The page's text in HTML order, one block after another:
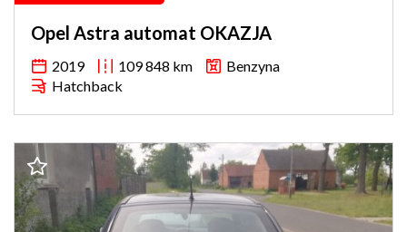
Opel Astra automat OKAZJA
2019 109 848 km
Benzyna
Hatchback